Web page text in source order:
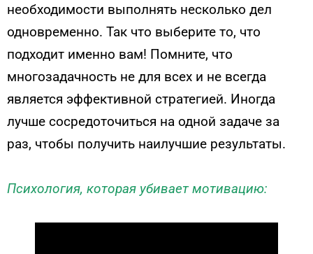
необходимости выполнять несколько дел
одновременно. Так что выберите то, что
подходит именно вам! Помните, что
многозадачность не для всех и не всегда
является эффективной стратегией. Иногда
лучше сосредоточиться на одной задаче за
раз, чтобы получить наилучшие результаты.
Психология, которая убивает мотивацию: